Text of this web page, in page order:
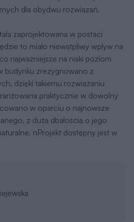
dla obydwu rozwiązań.
zaprojektowana w postaci
to miało niewątpliwy wpływ na
najważniejsze na niski poziom
budynku zrezygnowano z
dzięki takiemu rozwiązaniu
praktycznie w dowolny
w oparciu o najnowsze
z dużą dbałością o jego
nProjekt dostępny jest w